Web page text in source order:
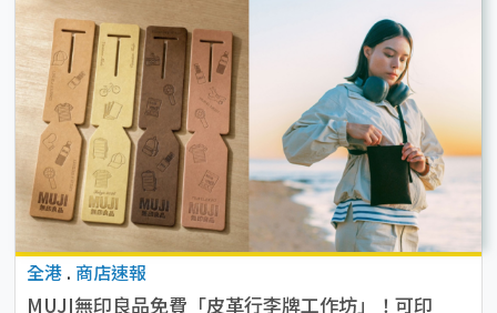
全港 . 商店速報
MUJI無印良品免費「皮革行李牌工作坊」！可印